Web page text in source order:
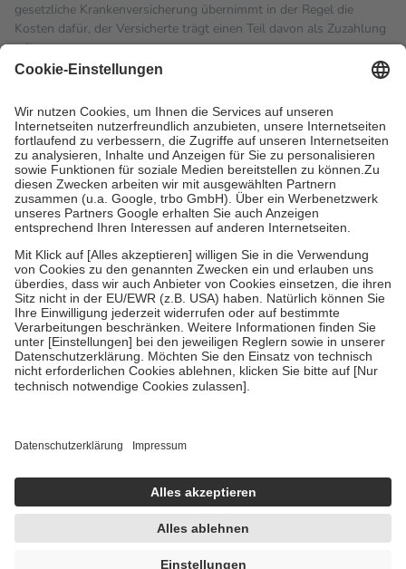
gesetzliche Krankenversicherung übernimmt in der Regel die
Kosten dafür, der Versicherte trägt einen Teil davon als Zuzahlung
mit.
Grundsätzlich leisten Mitglieder Zuzahlungen in Höhe von zehn
höchstens zehn Euro.
Es sind jedoch nie mehr als die
tatsächlichen Kosten der Leistung zu entrichten.
Diese Regeln gelten grundsätzlich auch für Online-Apotheken.
Bei Heilmitteln und häuslicher Krankenpflege beträgt die
Zuzahlung zehn Prozent der Kosten sowie zehn Euro je
Verordnung.
Um das Engagement der Versicherten für ihre eigene Gesundheit
zu stärken und die besondere Stellung der Familie zu unterstützen,
fallenkeine Zuzahlungenan bei:
• Kindern und Jugendlichen bis zum vollendeten 18. Lebensjahr
mit Ausnahme der Fahrkosten
• Untersuchungen zur Vorsorge und Früherkennung, die von der
GKV getragen werden
• empfohlenen Schutzimpfungen
• Harn- und Blutteststreifen
getroffen, um sicherzustellen, dass es sich um echte Bewertungen
https://help.etrusted.com/hc/de/articles/4419944605341
Einige Bilder und Inhalte wurden unter Zuhilfenahme künstlicher